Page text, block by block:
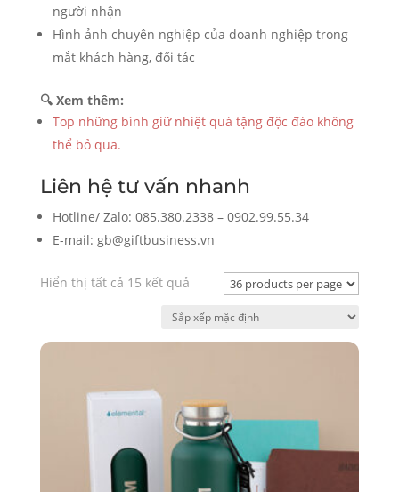
người nhận
Hình ảnh chuyên nghiệp của doanh nghiệp trong
mắt khách hàng, đối tác
🔍 Xem thêm:
Top những bình giữ nhiệt quà tặng độc đáo không
thể bỏ qua.
Liên hệ tư vấn nhanh
Hotline/ Zalo: 085.380.2338 – 0902.99.55.34
E-mail: gb@giftbusiness.vn
Hiển thị tất cả 15 kết quả